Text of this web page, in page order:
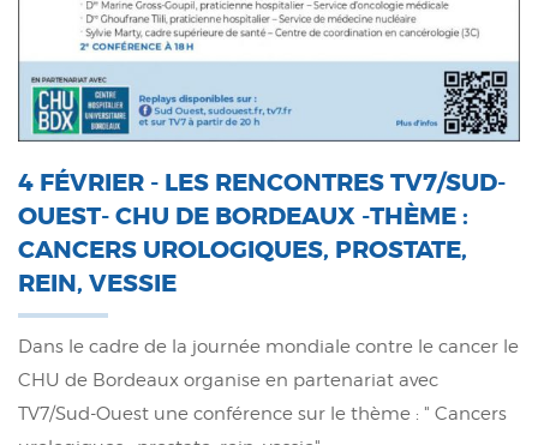
4 FÉVRIER - LES RENCONTRES TV7/SUD-
OUEST- CHU DE BORDEAUX -THÈME :
CANCERS UROLOGIQUES, PROSTATE,
REIN, VESSIE
Dans le cadre de la journée mondiale contre le cancer le
CHU de Bordeaux organise en partenariat avec
TV7/Sud-Ouest une conférence sur le thème : " Cancers